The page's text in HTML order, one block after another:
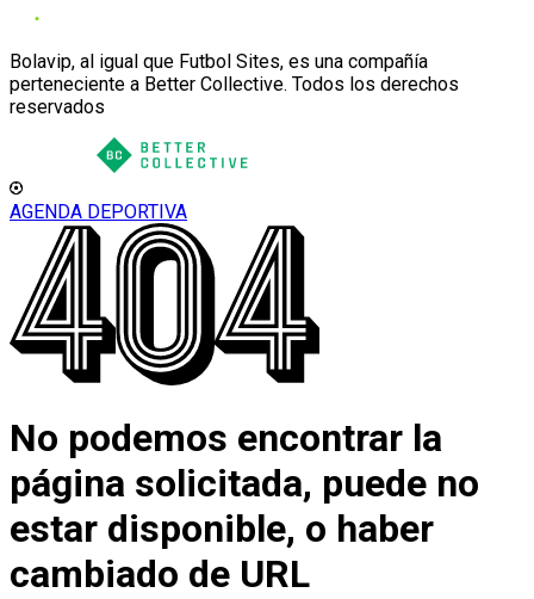
Bolavip, al igual que Futbol Sites, es una compañía
perteneciente a Better Collective. Todos los derechos
reservados
AGENDA DEPORTIVA
No podemos encontrar la
página solicitada, puede no
estar disponible, o haber
cambiado de URL